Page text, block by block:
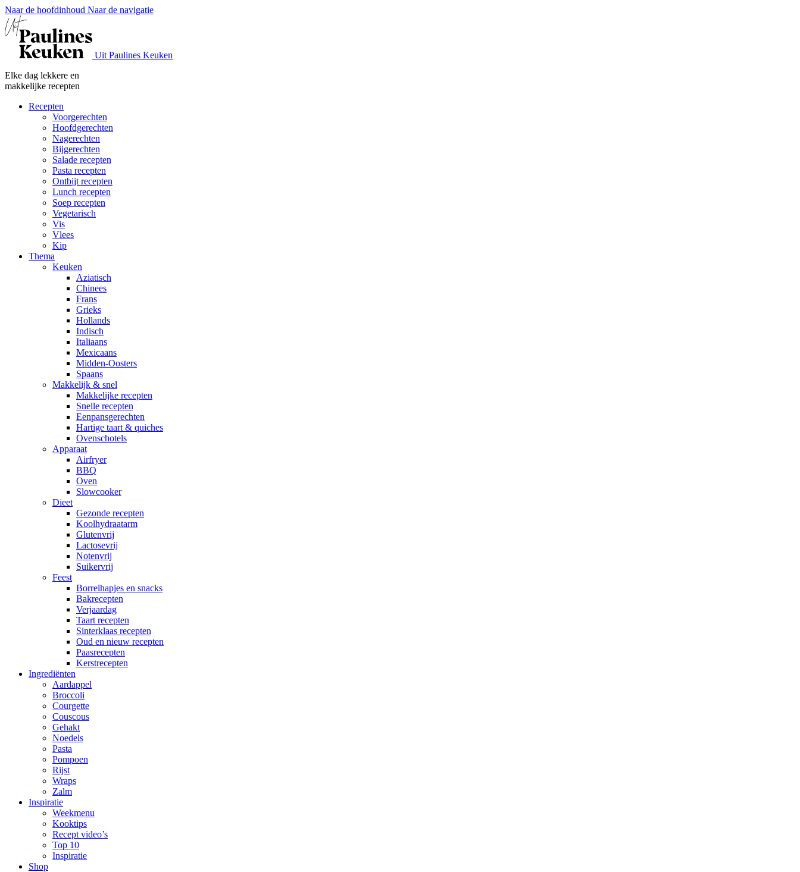
Naar de hoofdinhoud Naar de navigatie
Uit Paulines Keuken
Elke dag lekkere en
makkelijke recepten
Recepten
Voorgerechten
Hoofdgerechten
Nagerechten
Bijgerechten
Salade recepten
Pasta recepten
Ontbijt recepten
Lunch recepten
Soep recepten
Vegetarisch
Vis
Vlees
Kip
Thema
Keuken
Aziatisch
Chinees
Frans
Grieks
Hollands
Indisch
Italiaans
Mexicaans
Midden-Oosters
Spaans
Makkelijk & snel
Makkelijke recepten
Snelle recepten
Eenpansgerechten
Hartige taart & quiches
Ovenschotels
Apparaat
Airfryer
BBQ
Oven
Slowcooker
Dieet
Gezonde recepten
Koolhydraatarm
Glutenvrij
Lactosevrij
Notenvrij
Suikervrij
Feest
Borrelhapjes en snacks
Bakrecepten
Verjaardag
Taart recepten
Sinterklaas recepten
Oud en nieuw recepten
Paasrecepten
Kerstrecepten
Ingrediënten
Aardappel
Broccoli
Courgette
Couscous
Gehakt
Noedels
Pasta
Pompoen
Rijst
Wraps
Zalm
Inspiratie
Weekmenu
Kooktips
Recept video’s
Top 10
Inspiratie
Shop